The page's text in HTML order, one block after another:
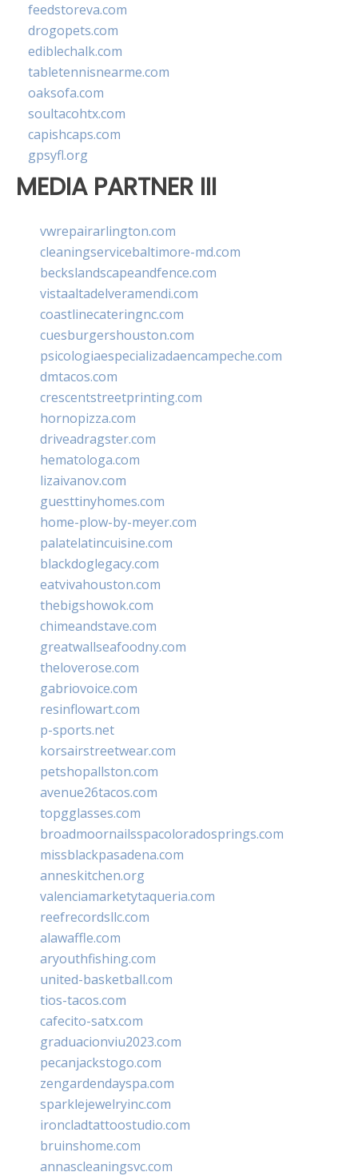
feedstoreva.com
drogopets.com
ediblechalk.com
tabletennisnearme.com
oaksofa.com
soultacohtx.com
capishcaps.com
gpsyfl.org
MEDIA PARTNER III
vwrepairarlington.com
cleaningservicebaltimore-md.com
beckslandscapeandfence.com
vistaaltadelveramendi.com
coastlinecateringnc.com
cuesburgershouston.com
psicologiaespecializadaencampeche.com
dmtacos.com
crescentstreetprinting.com
hornopizza.com
driveadragster.com
hematologa.com
lizaivanov.com
guesttinyhomes.com
home-plow-by-meyer.com
palatelatincuisine.com
blackdoglegacy.com
eatvivahouston.com
thebigshowok.com
chimeandstave.com
greatwallseafoodny.com
theloverose.com
gabriovoice.com
resinflowart.com
p-sports.net
korsairstreetwear.com
petshopallston.com
avenue26tacos.com
topgglasses.com
broadmoornailsspacoloradosprings.com
missblackpasadena.com
anneskitchen.org
valenciamarketytaqueria.com
reefrecordsllc.com
alawaffle.com
aryouthfishing.com
united-basketball.com
tios-tacos.com
cafecito-satx.com
graduacionviu2023.com
pecanjackstogo.com
zengardendayspa.com
sparklejewelryinc.com
ironcladtattoostudio.com
bruinshome.com
annascleaningsvc.com